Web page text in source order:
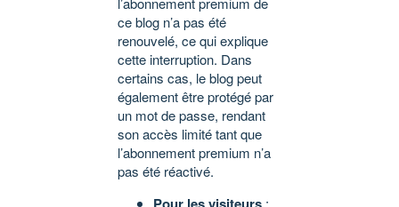
ce blog n’a pas été
renouvelé, ce qui explique
cette interruption. Dans
certains cas, le blog peut
également être protégé par
un mot de passe, rendant
son accès limité tant que
l’abonnement premium n’a
pas été réactivé.
: